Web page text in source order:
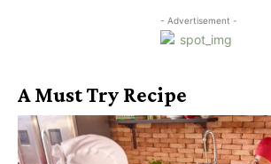
- Advertisement -
A Must Try Recipe